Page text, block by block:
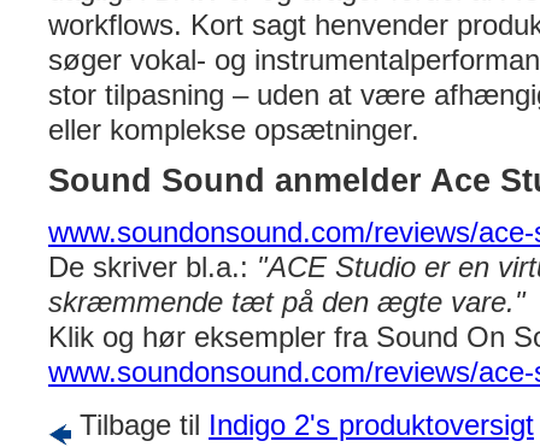
workflows. Kort sagt henvender
søger vokal- og
stor tilpasning – uden at være
eller komplekse opsætninger.
Sound Sound anmelder Ace
www.soundonsound.com/reviews/
De skriver bl.a.: "ACE Studio er en
skræmmende tæt på den ægte vare."
Klik og hør eksempler fra Sound On
www.soundonsound.com/reviews/
Tilbage til Indigo 2's produktoversigt